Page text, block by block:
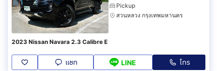
Pickup
สวนหลวง กรุงเทพมหานคร
2023 Nissan Navara 2.3 Calibre E
แชท LINE โทร